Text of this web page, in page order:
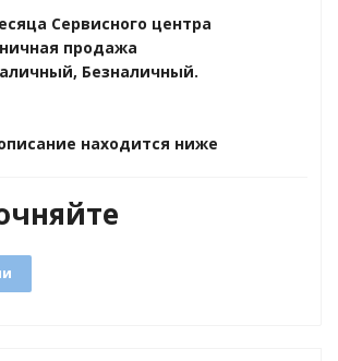
Сервисного центра
продажа
Безналичный.
находится ниже